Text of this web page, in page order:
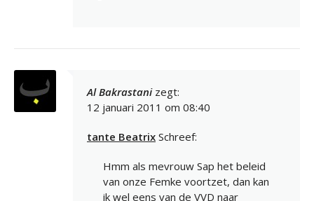
Al Bakrastani zegt:
12 januari 2011 om 08:40
tante Beatrix Schreef:
Hmm als mevrouw Sap het beleid
van onze Femke voortzet, dan kan
ik wel eens van de VVD naar